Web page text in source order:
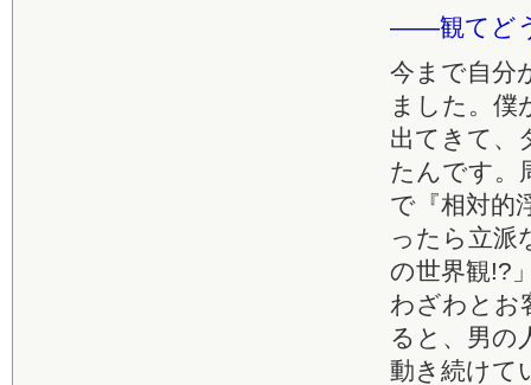
――観てど
今まで自分
ました。僕
出てきて、
たんです。
で『相対的
ったら立派
の世界観!?
わざわとお
ると、男の
動き続けて